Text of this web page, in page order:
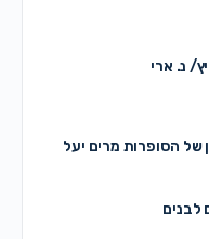
נ. ארי
הסופרות מרים יעל
לבנים